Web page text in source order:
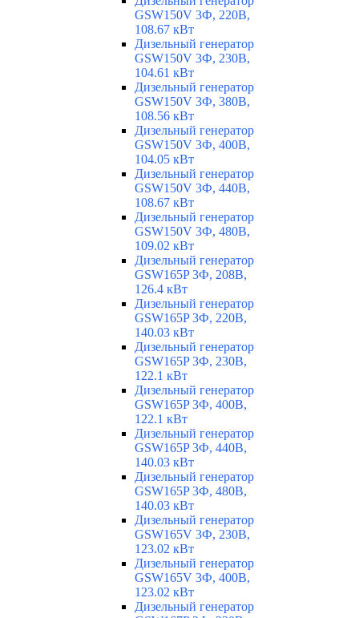
GSW150V 3Ф, 220В,
108.67 кВт
Дизельный генератор
GSW150V 3Ф, 230В,
104.61 кВт
Дизельный генератор
GSW150V 3Ф, 380В,
108.56 кВт
Дизельный генератор
GSW150V 3Ф, 400В,
104.05 кВт
Дизельный генератор
GSW150V 3Ф, 440В,
108.67 кВт
Дизельный генератор
GSW150V 3Ф, 480В,
109.02 кВт
Дизельный генератор
GSW165P 3Ф, 208В,
126.4 кВт
Дизельный генератор
GSW165P 3Ф, 220В,
140.03 кВт
Дизельный генератор
GSW165P 3Ф, 230В,
122.1 кВт
Дизельный генератор
GSW165P 3Ф, 400В,
122.1 кВт
Дизельный генератор
GSW165P 3Ф, 440В,
140.03 кВт
Дизельный генератор
GSW165P 3Ф, 480В,
140.03 кВт
Дизельный генератор
GSW165V 3Ф, 230В,
123.02 кВт
Дизельный генератор
GSW165V 3Ф, 400В,
123.02 кВт
Дизельный генератор